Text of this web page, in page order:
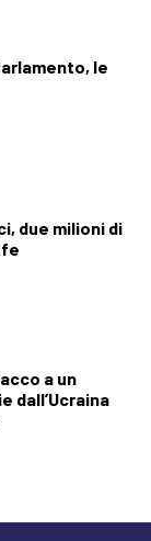
le
due milioni di
a un
dall’Ucraina